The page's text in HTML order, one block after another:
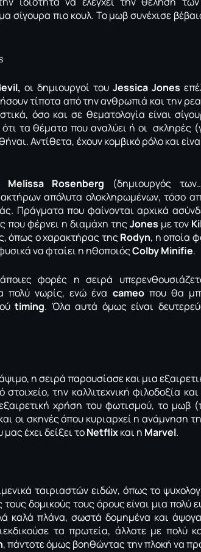
σίγουρα πιο κουλ. Το μωβ συνέχισε
οι δημιουργοί του Jessica Jones
τίποτα από την ανθρωπιά και την
όσο και σε θεματολογία είναι
ότι τα θέματα που αναλύει ή οι σκληρές
Αντίθετα, έχουν κομβικό ρόλο και
Melissa Rosenberg (δημιουργός
απόλυτα ολοκληρωμένων, τόσο
Πράγματα που φαίνονται αρχικά
που φέρνει η διαμάχη τηςJones με τον
όπως ο χαρακτήρας τηςRodyn, η οποία
να φταίει η ηθοποιόςColby Minifie.
φορές η σειρά
πολύ νωρίς, ενώ ένα cameoπου θα
timing. Όλα αυτά όμως είναι
η σειρά παρουσίασε και μια
την καλλιτεχνική φιλοδοξία
χρήση του φωτισμού, το μωβ
οι σκηνές όπου κυριαρχεί η ανάμνηση
έχει δείξει τοNetflixκαι η Marvel.
ταιριαστών ειδών, όπως το
δομικούς τους όρους είναι μια πολύ
καλά πλάνα, σωστά δομημένα και
τα πρωτεία, άλλοτε με πολύ
, πάντοτε όμως βοηθώντας την πλοκή να